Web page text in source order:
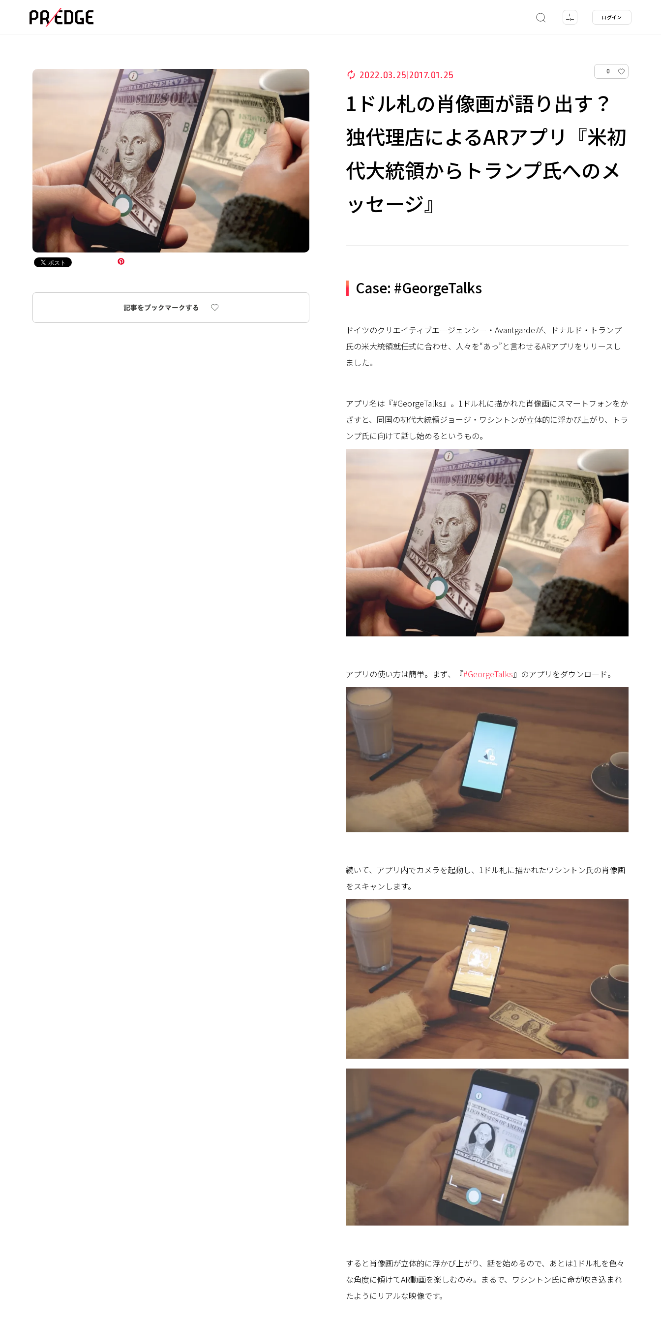
ログイン
2022.03.25 2017.01.25 0
1ドル札の肖像画が語り出す？
独代理店によるARアプリ『米初
代大統領からトランプ氏へのメ
ッセージ』
Case: #GeorgeTalks
ドイツのクリエイティブエージェンシー・Avantgardeが、ドナルド・トランプ
氏の米大統領就任式に合わせ、人々を“あっ”と言わせるARアプリをリリースし
ました。
アプリ名は『#GeorgeTalks』。1ドル札に描かれた肖像画にスマートフォンをか
ざすと、同国の初代大統領ジョージ・ワシントンが立体的に浮かび上がり、トラ
ンプ氏に向けて話し始めるというもの。
アプリの使い方は簡単。まず、『#GeorgeTalks』のアプリをダウンロード。
続いて、アプリ内でカメラを起動し、1ドル札に描かれたワシントン氏の肖像画
をスキャンします。
すると肖像画が立体的に浮かび上がり、話を始めるので、あとは1ドル札を色々
な角度に傾けてAR動画を楽しむのみ。まるで、ワシントン氏に命が吹き込まれ
たようにリアルな映像です。